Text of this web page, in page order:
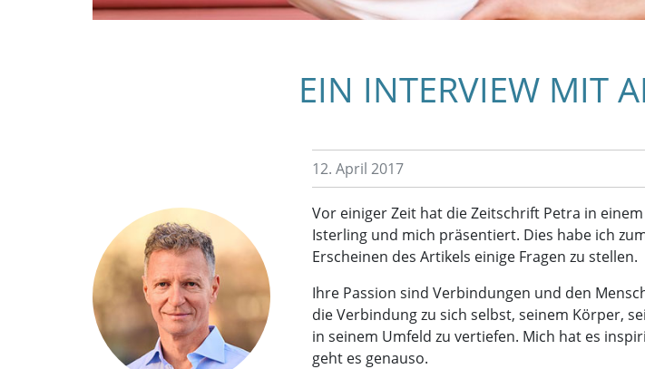
EIN INTERVIEW MIT
12. April 2017
Vor einiger Zeit hat die Zeitschrift Petra in
Isterling und mich präsentiert. Dies habe ich
Erscheinen des Artikels einige Fragen zu stellen.
Ihre Passion sind Verbindungen und den
die Verbindung zu sich selbst, seinem Körper,
in seinem Umfeld zu vertiefen. Mich hat es
geht es genauso.